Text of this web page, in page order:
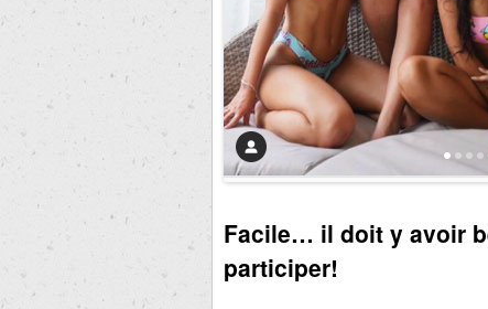
Facile… il doit y avoir
participer!